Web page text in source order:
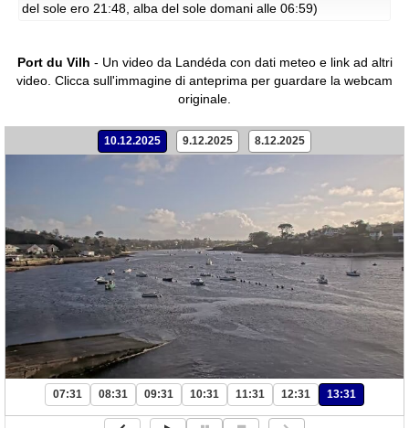
del sole ero 21:48, alba del sole domani alle 06:59)
Port du Vilh - Un video da Landéda con dati meteo e link ad altri
video. Clicca sull'immagine di anteprima per guardare la webcam
originale.
10.12.2025 9.12.2025 8.12.2025
07:31 08:31 09:31 10:31 11:31 12:31 13:31